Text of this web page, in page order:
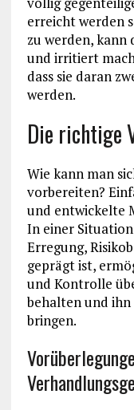
erreicht werden
zu werden, kann
und irritiert
dass sie daran
werden.
Die richtige
Wie kann man
vorbereiten?
und entwickelte
In einer
Erregung,
geprägt ist,
und Kontrolle
behalten und ihn
bringen.